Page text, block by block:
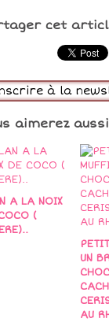
cet
à la
aimerez
A LA NOIX
(
UN
AU